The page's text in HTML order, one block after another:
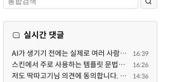
실시간 댓글
AI가 생기기 전에는 실제로 여러 사람이 몇 달 동안 매달려야 하는 프로젝트였는데... 이제는 한두 명이 쳐... 16:39
스킨에서 주로 사용하는 템플릿 문법은 일반 PHP와는 다른 고유의 문법이라고 부를 만한 여지가 있습니다. ... 16:26
저도 딱따고기님 의견에 동의합니다. 일단 개인사업자 입장에서 억단위 프로젝트를 진행하면 요구사항도 빡... 14:36